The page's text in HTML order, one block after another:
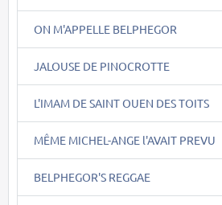
ON M'APPELLE BELPHEGOR
JALOUSE DE PINOCROTTE
L'IMAM DE SAINT OUEN DES TOITS
MÊME MICHEL-ANGE l'AVAIT PREVU
BELPHEGOR'S REGGAE